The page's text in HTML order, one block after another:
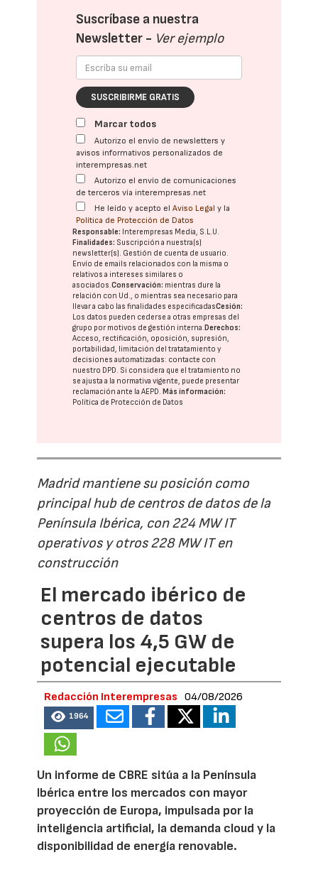
Suscríbase a nuestra
Newsletter - Ver ejemplo
SUSCRIBIRME GRATIS
Marcar todos
Autorizo el envío de newsletters y
avisos informativos personalizados de
interempresas.net
Autorizo el envío de comunicaciones
de terceros vía interempresas.net
He leído y acepto elAviso Legal y la
Política de Protección de Datos
Responsable: Interempresas Media, S.L.U.
Finalidades: Suscripción a nuestra(s)
newsletter(s). Gestión de cuenta de usuario.
Envío de emails relacionados con la misma o
relativos a intereses similares o
asociados.Conservación: mientras dure la
relación con Ud., o mientras sea necesario para
llevar a cabo las finalidades especificadasCesión:
Los datos pueden cederse a otras empresas del
grupo por motivos de gestión interna. Derechos:
Acceso, rectificación, oposición, supresión,
portabilidad, limitación del tratatamiento y
decisiones automatizadas: contacte con
nuestro DPD. Si considera que el tratamiento no
se ajusta a la normativa vigente, puede presentar
reclamación ante laAEPD. Más información:
Política de Protección de Datos
Madrid mantiene su posición como
principal hub de centros de datos de la
Península Ibérica, con 224 MW IT
operativos y otros 228 MW IT en
construcción
El mercado ibérico de
centros de datos
supera los 4,5 GW de
potencial ejecutable
Redacción Interempresas 04/08/2026
1964
Un informe de CBRE sitúa a la Península
Ibérica entre los mercados con mayor
proyección de Europa, impulsada por la
inteligencia artificial, la demanda cloud y la
disponibilidad de energía renovable.